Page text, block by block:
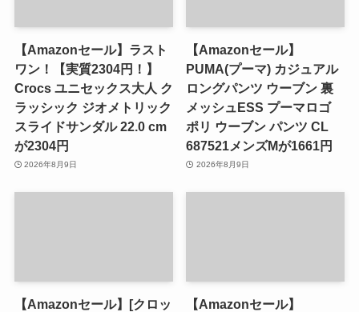
【Amazonセール】ラスト
ワン！【実質2304円！】
Crocs ユニセックス大人 ク
ラッシック ジオメトリック
スライドサンダル 22.0 cm
が2304円
2026年8月9日
【Amazonセール】
PUMA(プーマ) カジュアル
ロングパンツ ウーブン 裏
メッシュESS プーマロゴ
ポリ ウーブン パンツ CL
687521メンズMが1661円
2026年8月9日
【Amazonセール】[クロッ
【Amazonセール】